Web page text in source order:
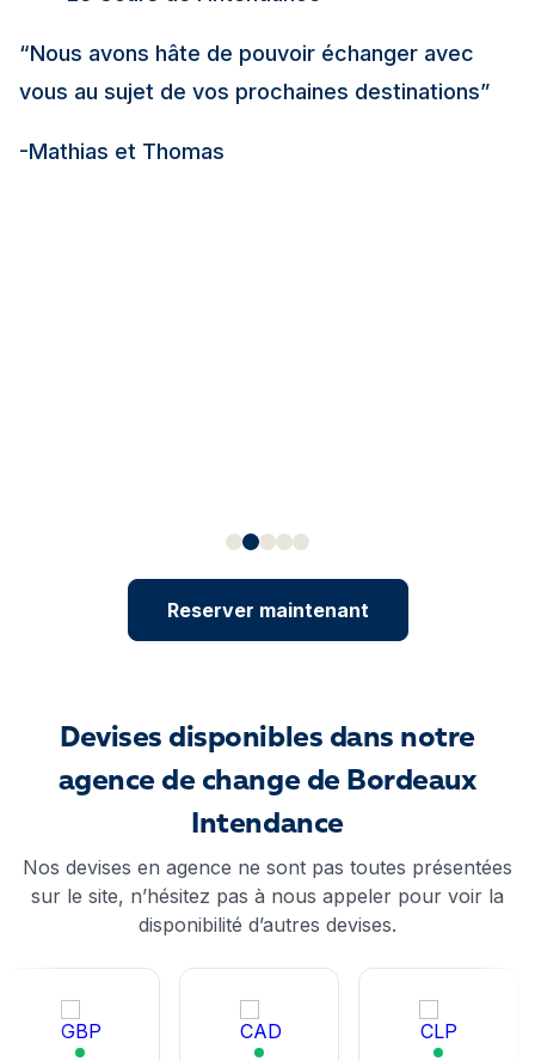
“Nous avons hâte de pouvoir échanger avec
vous au sujet de vos prochaines destinations”
-Mathias et Thomas
Reserver maintenant
Devises disponibles dans notre
agence de change de Bordeaux
Intendance
Nos devises en agence ne sont pas toutes présentées
sur le site, n’hésitez pas à nous appeler pour voir la
disponibilité d’autres devises.